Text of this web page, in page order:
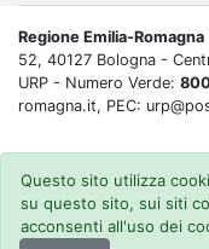
Regione Emilia-Romagna
52, 40127 Bologna -
URP - Numero Verde:
romagna.it, PEC:
Questo sito utilizza
su questo sito, sui siti
acconsenti all'uso dei